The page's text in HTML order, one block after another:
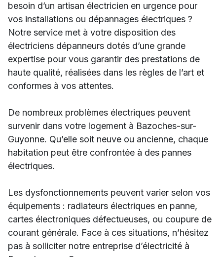
besoin d’un artisan électricien en urgence pour
vos installations ou dépannages électriques ?
Notre service met à votre disposition des
électriciens dépanneurs dotés d’une grande
expertise pour vous garantir des prestations de
haute qualité, réalisées dans les règles de l’art et
conformes à vos attentes.
De nombreux problèmes électriques peuvent
survenir dans votre logement à Bazoches-sur-
Guyonne. Qu’elle soit neuve ou ancienne, chaque
habitation peut être confrontée à des pannes
électriques.
Les dysfonctionnements peuvent varier selon vos
équipements : radiateurs électriques en panne,
cartes électroniques défectueuses, ou coupure de
courant générale. Face à ces situations, n’hésitez
pas à solliciter notre entreprise d’électricité à